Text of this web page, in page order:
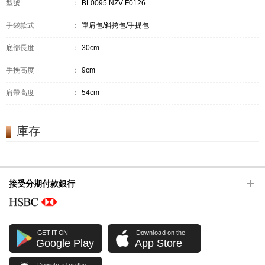
型號 ： BL0095 NZV F0126
手袋款式 ： 單肩包/斜挎包/手提包
底部長度 ： 30cm
手挽高度 ： 9cm
肩帶高度 ： 54cm
庫存
接受分期付款銀行
GET IT ON
Google Play
Download on the
App Store